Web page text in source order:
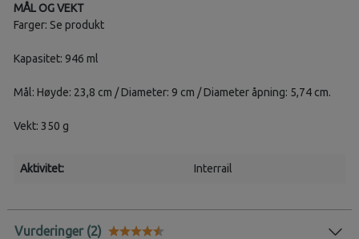
MÅL OG VEKT
Farger: Se produkt
Kapasitet: 946 ml
Mål: Høyde: 23,8 cm / Diameter: 9 cm / Diameter åpning: 5,74 cm.
Vekt: 350 g
Aktivitet: Interrail
Vurderinger